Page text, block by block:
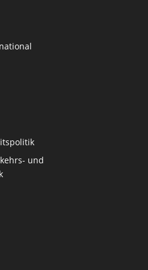
und